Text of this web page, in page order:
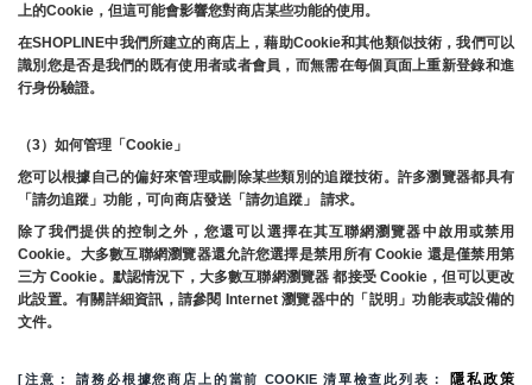
上的Cookie，但這可能會影響您對商店某些功能的使用。
在SHOPLINE中我們所建立的商店上，藉助Cookie和其他類似技術，我們可以
識別您是否是我們的既有使用者或者會員，而無需在每個頁面上重新登錄和進
行身份驗證。
（3）如何管理「Cookie」
您可以根據自己的偏好來管理或刪除某些類別的追蹤技術。許多瀏覽器都具有
「請勿追蹤」功能，可向商店發送「請勿追蹤」 請求。
除了我們提供的控制之外，您還可以選擇在其互聯網瀏覽器中啟用或禁用
Cookie。大多數互聯網瀏覽器還允許您選擇是禁用所有 Cookie 還是僅禁用第
三方 Cookie。默認情況下，大多數互聯網瀏覽器 都接受 Cookie，但可以更改
此設置。有關詳細資訊，請參閱 Internet 瀏覽器中的「説明」功能表或設備的
文件。
[注意： 請務必根據您商店上的當前 COOKIE 清單檢查此列表： 隱私政策